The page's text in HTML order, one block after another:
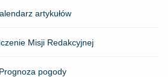
artykułów
Misji Redakcyjnej
Prognoza pogody